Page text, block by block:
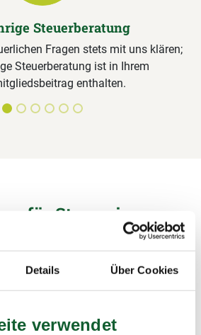
Details Über Cookies
verwendet
Steuerberatung
Fragen stets mit uns klären;
Steuerberatung ist in Ihrem
enthalten.
für Steuerring-
beantragen, Bescheide prüfen – wir
rund um die Steuererklärung und